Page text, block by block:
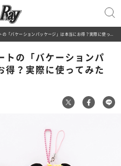
「バケーションパッケージ」は本当にお得？実際に使ってみた
トの「バケーションパ
得？実際に使ってみた